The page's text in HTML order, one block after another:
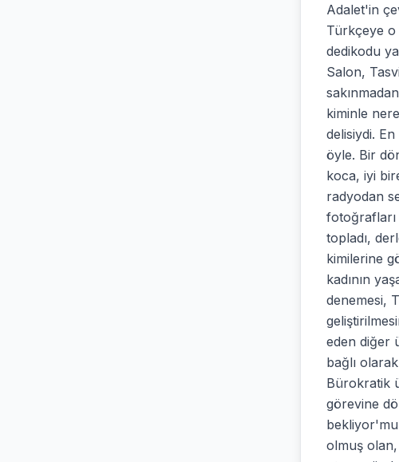
Adalet'in
Türkçeye o
dedikodu
Salon,
kiminle
delisiydi.
öyle. Bir
koca, iyi
radyodan
fotoğrafları
topladı,
kimilerine
kadının
denemesi,
eden diğer
bağlı
Bürokratik
görevine
olmuş